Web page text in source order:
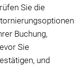
Sie die
Buchung,
Sie
und